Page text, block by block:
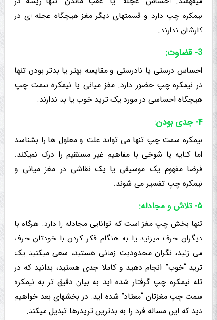
نیمکره چپ دارد و قسمتهای دیگر مغز هیچگاه عجله ای در
کارشان ندارند.
3- قضاوت:
احساس درستی یا نادرستی و مقایسه بهتر یا بدتر بودن تنها
در نیمکره چپ حضور دارد. مغز میانی یا نیمکره سمت چپ
هیچگاه احساسی در مورد یک ترید خوب یا بد ندارند.
۴- جدی بودن:
نیمکره سمت چپ تنها می تواند علت و معلول ها را بشناسد
اما کنایه یا شوخی با مفاهیم غیر مستقیم را درک نمیکند.
فرضا مفهوم یک موسیقی یا یک نقاشی در مغز میانی و
نیمکره چپ تفسیر می شوند.
۵- تلاش و مجادله:
تنها بخش چپ مغز است که توانایی مجادله را دارد. هرگاه با
دیگران حرف میزنید یا به هنگام فکر کردن با خودتان حرف
می زنید، نگران محدودیت زمانی هستید، سعی میکنید یک
ترید “خوب” انجام دهید و کاملا جدی هستید، بدانید که در
تله نیمکره چپ گرفتار شده اید به بیان دقیق تر به نیمکره
سمت چپ مغزتان “معتاد” شده اید. در بخشهای بعد خواهیم
دید که این مساله فرد را به بدترین تریدرها تبدیل میکند.